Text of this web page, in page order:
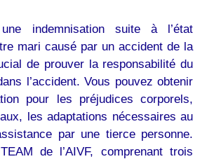
indemnisation suite à l’état
mari causé par un accident de la
de prouver la responsabilité du
l’accident. Vous pouvez obtenir
pour les préjudices corporels,
les adaptations nécessaires au
par une tierce personne.
de l’AIVF, comprenant trois